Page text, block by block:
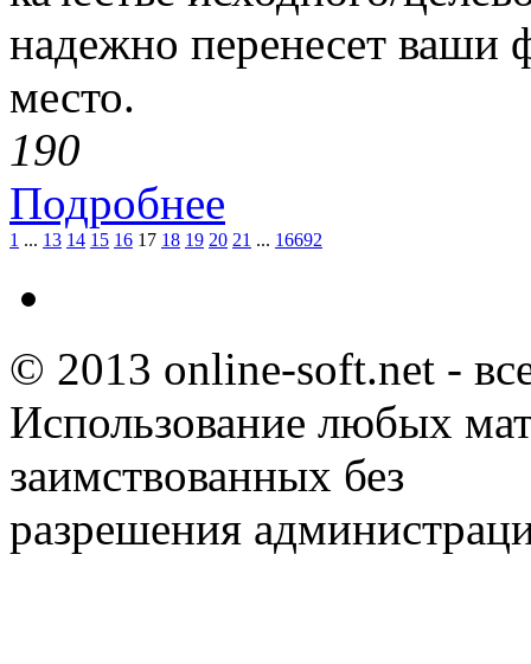
надежно перенесет ваши
место.
190
Подробнее
1 ... 13 14 15 16 17 18 19 20 21 ... 16692
© 2013 online-soft.net -
Использование любых
заимствованных без
разрешения